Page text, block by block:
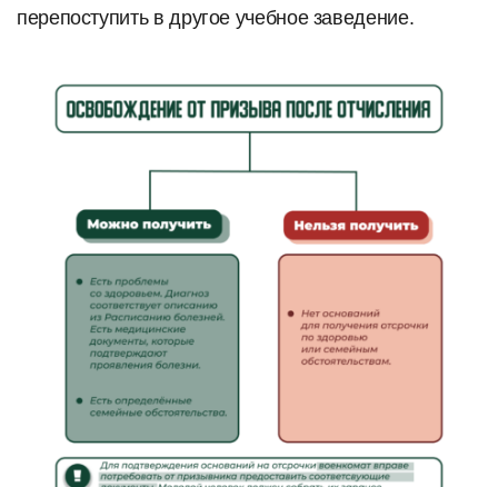
перепоступить в другое учебное заведение.